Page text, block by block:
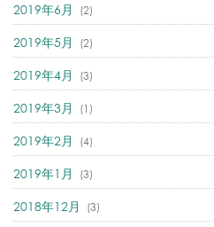
2019年6月 (2)
2019年5月 (2)
2019年4月 (3)
2019年3月 (1)
2019年2月 (4)
2019年1月 (3)
2018年12月 (3)